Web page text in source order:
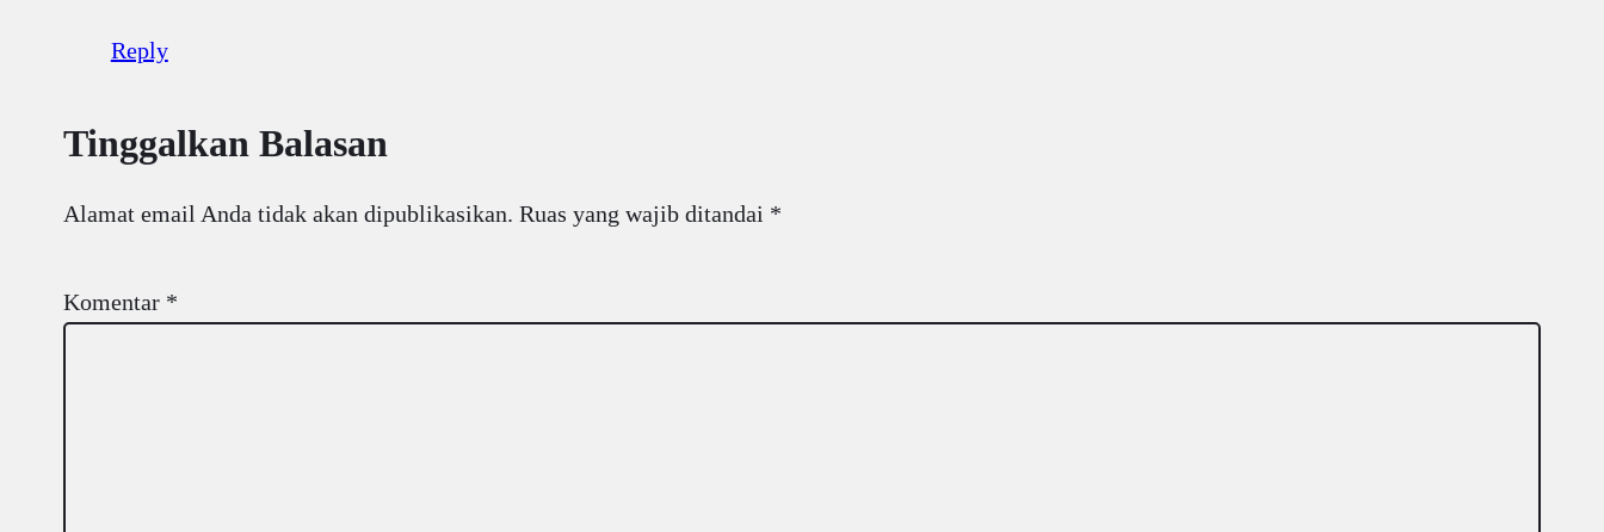
Reply
Tinggalkan Balasan
Alamat email Anda tidak akan dipublikasikan. Ruas yang wajib ditandai *
Komentar *